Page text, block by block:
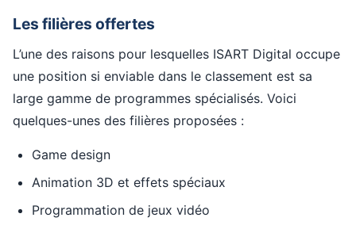
Les filières offertes
L’une des raisons pour lesquelles ISART Digital occupe
une position si enviable dans le classement est sa
large gamme de programmes spécialisés. Voici
quelques-unes des filières proposées :
Game design
Animation 3D et effets spéciaux
Programmation de jeux vidéo